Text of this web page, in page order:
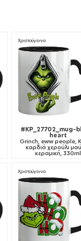
Χριστούγεννα
#KP_27702_mug-
heart
Grinch, eww people,
καρδιά χερούλι
κεραμική, 330ml
Χριστούγεννα